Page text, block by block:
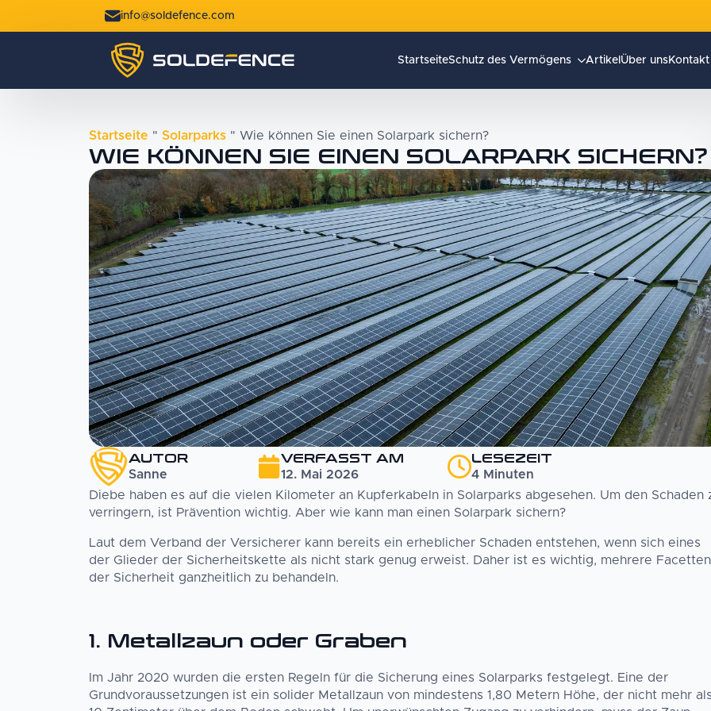
info@soldefence.com
StartseiteSchutz des Vermögens Artikel Über unsKontakt
Startseite " Solarparks " Wie können Sie einen Solarpark sichern?
WIE KÖNNEN SIE EINEN SOLARPARK SICHERN?
AUTOR
Sanne
VERFASST AM
12. Mai 2026
LESEZEIT
4 Minuten
Diebe haben es auf die vielen Kilometer an Kupferkabeln in Solarparks abgesehen. Um den Schaden
verringern, ist Prävention wichtig. Aber wie kann man einen Solarpark sichern?
Laut dem Verband der Versicherer kann bereits ein erheblicher Schaden entstehen, wenn sich eines
der Glieder der Sicherheitskette als nicht stark genug erweist. Daher ist es wichtig, mehrere Facetten
der Sicherheit ganzheitlich zu behandeln.
1. Metallzaun oder Graben
Im Jahr 2020 wurden die ersten Regeln für die Sicherung eines Solarparks festgelegt. Eine der
Grundvoraussetzungen ist ein solider Metallzaun von mindestens 1,80 Metern Höhe, der nicht mehr